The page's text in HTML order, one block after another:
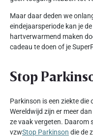
Maar daar deden we
eindejaarsperiode kan je
hartverwarmend maken
cadeau te doen of je
Stop
Parkinson is een ziekte
Wereldwijd zijn er meer
ze vaak vergeten. Daarom
vzwStop Parkinson die de